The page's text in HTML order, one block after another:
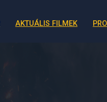
AKTUÁLIS FILMEK